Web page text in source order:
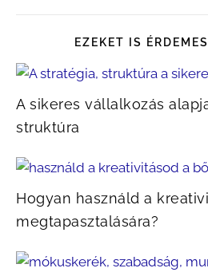
EZEKET IS
A sikeres vállalkozás
struktúra
Hogyan használd a
megtapasztalására?